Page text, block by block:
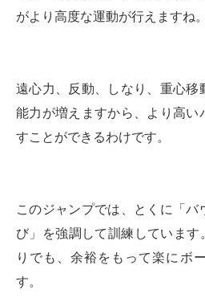
がより高度な運動が行えますね。
遠心力、反動、しなり、重心移
能力が増えますから、より高い
すことができるわけです。
このジャンプでは、とくに「バ
び」を強調して訓練しています
りでも、余裕をもって楽にボ
す。